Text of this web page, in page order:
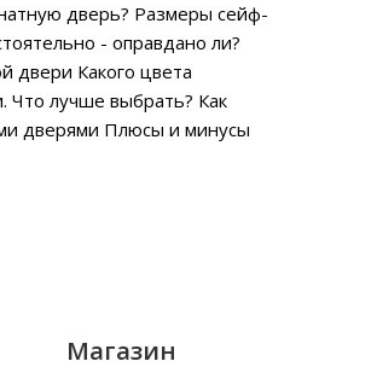
дверь? Размеры сейф-
- оправдано ли?
двери Какого цвета
Что лучше выбрать? Как
дверями Плюсы и минусы
Магазин